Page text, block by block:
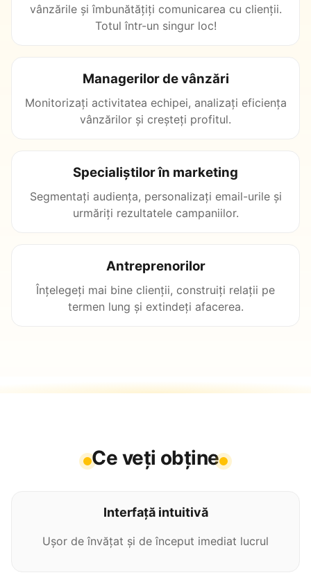
vânzările și îmbunătățiți comunicarea cu clienții.
Totul într-un singur loc!
Managerilor de vânzări
Monitorizați activitatea echipei, analizați eficiența
vânzărilor și creșteți profitul.
Specialiștilor în marketing
Segmentați audiența, personalizați email-urile și
urmăriți rezultatele campaniilor.
Antreprenorilor
Înțelegeți mai bine clienții, construiți relații pe
termen lung și extindeți afacerea.
Ce veți obține
Interfață intuitivă
Ușor de învățat și de început imediat lucrul